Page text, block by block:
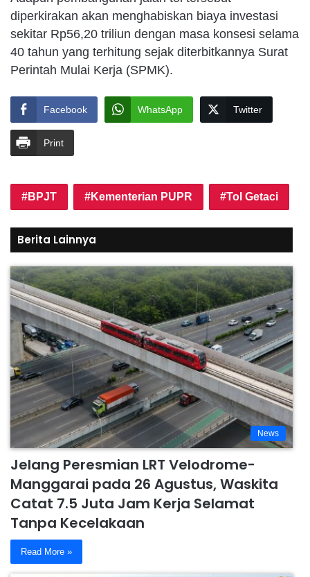
diperkirakan akan menghabiskan biaya investasi
sekitar Rp56,20 triliun dengan masa konsesi selama
40 tahun yang terhitung sejak diterbitkannya Surat
Perintah Mulai Kerja (SPMK).
Facebook WhatsApp Twitter
Print
BPJT Kementerian PUPR Tol Getaci
Berita Lainnya
News
Jelang Peresmian LRT Velodrome-
Manggarai pada 26 Agustus, Waskita
Catat 7.5 Juta Jam Kerja Selamat
Tanpa Kecelakaan
Read More »